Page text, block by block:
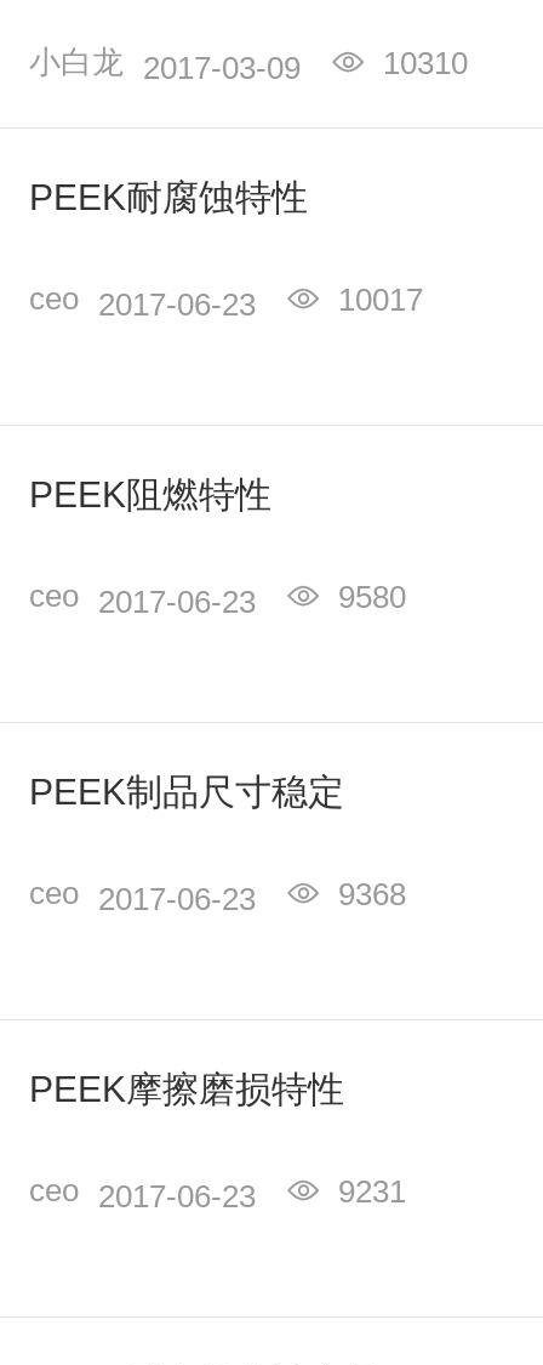
小白龙 2017-03-09 10310
PEEK耐腐蚀特性
ceo 2017-06-23 10017
PEEK阻燃特性
ceo 2017-06-23 9580
PEEK制品尺寸稳定
ceo 2017-06-23 9368
PEEK摩擦磨损特性
ceo 2017-06-23 9231